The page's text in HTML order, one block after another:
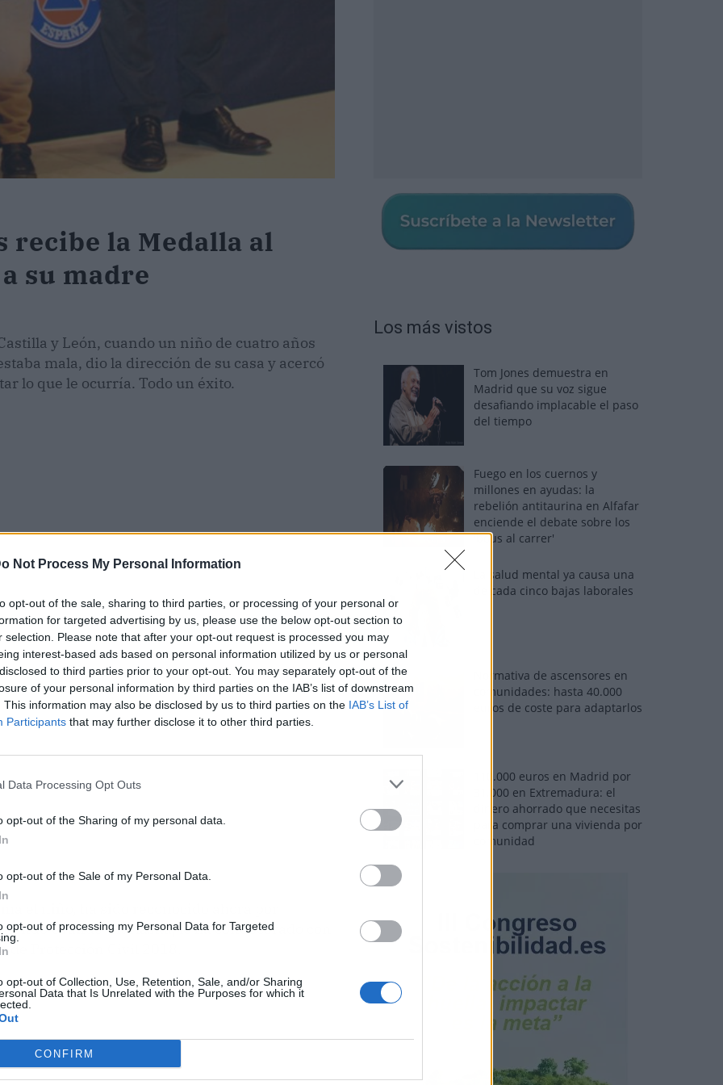
Not Process My Personal Information
opt-out of the sale, sharing to third parties, or processing of your personal or
for targeted advertising by us, please use the below opt-out section to
selection. Please note that after your opt-out request is processed you may
interest-based ads based on personal information utilized by us or personal
to third parties prior to your opt-out. You may separately opt-out of the
of your personal information by third parties on the IAB’s list of downstream
This information may also be disclosed by us to third parties on the IAB’s List of
Participants that may further disclose it to other third parties.
Data Processing Opt Outs
opt-out of the Sharing of my personal data.
opt-out of the Sale of my Personal Data.
opt-out of processing my Personal Data for Targeted
opt-out of Collection, Use, Retention, Sale, and/or Sharing
Data that Is Unrelated with the Purposes for which it
CONFIRM
recibe la Medalla al
su madre
y León, cuando un niño de cuatro años
mala, dio la dirección de su casa y acercó
lo que le ocurría. Todo un éxito.
Grande-Marlaska, le ha condecorado con
Protección Civil 2018.
Los más vistos
Tom Jones demuestra en
Madrid que su voz sigue
desafiando implacable el paso
del tiempo
Fuego en los cuernos y
millones en ayudas: la
rebelión antitaurina en Alfafar
enciende el debate sobre los
'bous al carrer'
La salud mental ya causa una
de cada cinco bajas laborales
Normativa de ascensores en
comunidades: hasta 40.000
euros de coste para adaptarlos
110.000 euros en Madrid por
31.000 en Extremadura: el
dinero ahorrado que necesitas
para comprar una vivienda por
comunidad